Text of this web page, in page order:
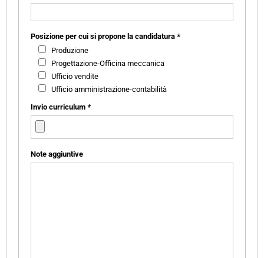
Posizione per cui si propone la candidatura *
Produzione
Progettazione-Officina meccanica
Ufficio vendite
Ufficio amministrazione-contabilità
Invio curriculum *
Note aggiuntive